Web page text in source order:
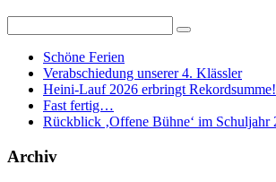
Schöne Ferien
Verabschiedung unserer 4. Klässler
Heini-Lauf 2026 erbringt Rekordsumme!
Fast fertig…
Rückblick ‚Offene Bühne‘ im Schuljahr
Archiv